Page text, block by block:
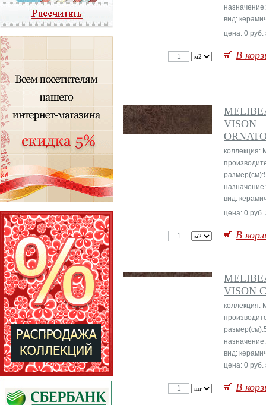
вид:
цена: 0 руб.
В
VISON
коллекция:
вид:
цена: 0 руб.
В
VISON
коллекция:
вид:
цена: 0 руб.
В